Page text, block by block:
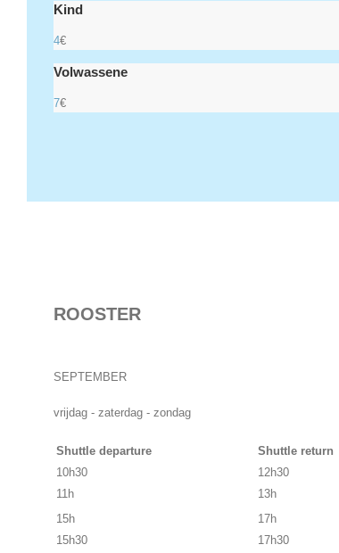
Kind
4€
Volwassene
7€
ROOSTER
SEPTEMBER
vrijdag - zaterdag - zondag
Shuttle departure
Shuttle return
10h30
12h30
11h
13h
15h
17h
15h30
17h30